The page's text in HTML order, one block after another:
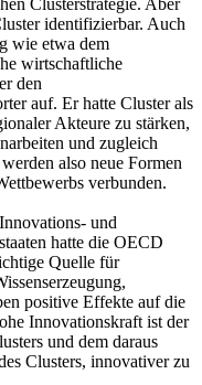
identifizierbar. Auch
wie etwa dem
wirtschaftliche
den
auf. Er hatte Cluster als
Akteure zu stärken,
und zugleich
also neue Formen
verbunden.
und
hatte die OECD
Quelle für
positive Effekte auf die
Innovationskraft ist der
und dem daraus
Clusters, innovativer zu